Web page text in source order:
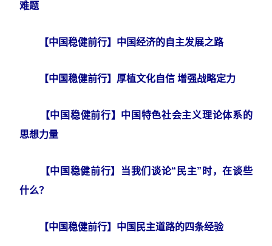
难题
【中国稳健前行】中国经济的自主发展之路
【中国稳健前行】厚植文化自信 增强战略定力
【中国稳健前行】中国特色社会主义理论体系的
思想力量
【中国稳健前行】当我们谈论“民主”时，在谈些
什么？
【中国稳健前行】中国民主道路的四条经验